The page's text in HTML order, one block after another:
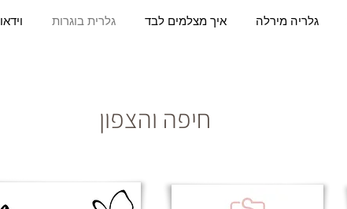
וידאו גלרית בוגרות איך מצלמים לבד גלריה מירלה
חיפה והצפון